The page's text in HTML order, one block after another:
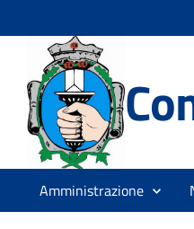
Amministrazione